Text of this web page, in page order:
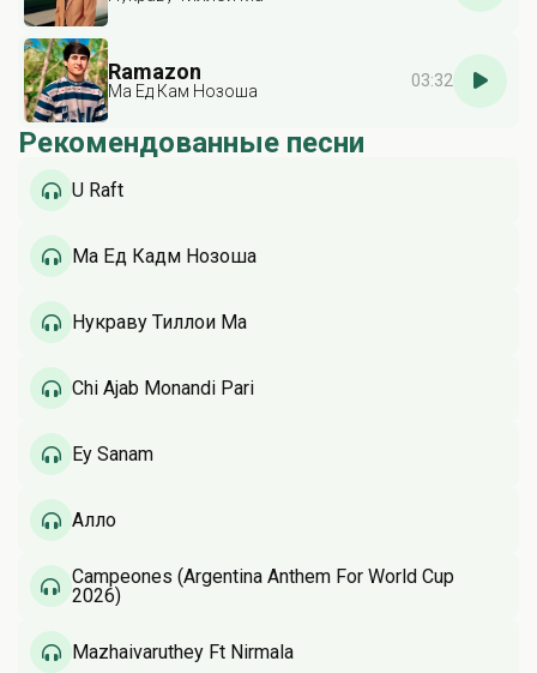
Ramazon
Ма Ёд Кам Нозоша
03:32
Рекомендованные песни
U Raft
Ма Ёд Кадм Нозоша
Нукраву Тиллои Ма
Chi Ajab Monandi Pari
Ey Sanam
Алло
Campeones (Argentina Anthem For World Cup
2026)
Mazhaivaruthey Ft Nirmala